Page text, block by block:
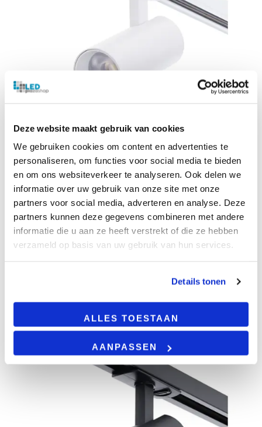
Deze website maakt gebruik van cookies
We gebruiken cookies om content en advertenties te
personaliseren, om functies voor social media te bieden
en om ons websiteverkeer te analyseren. Ook delen we
informatie over uw gebruik van onze site met onze
partners voor social media, adverteren en analyse. Deze
partners kunnen deze gegevens combineren met andere
informatie die u aan ze heeft verstrekt of die ze hebben
verzameld op basis van uw gebruik van hun services.
Details tonen
ALLES TOESTAAN
AANPASSEN
cct-switch
1-fase
10 Watt
CCT-Switch
Dimbaar
3 jaar garantie